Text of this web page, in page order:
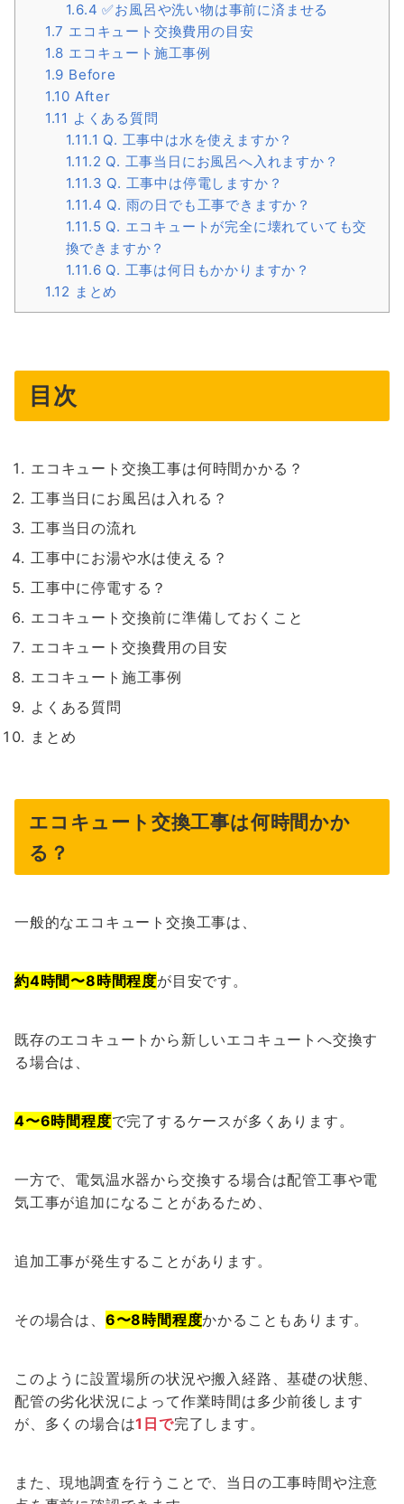
1.6.4 ✅お風呂や洗い物は事前に済ませる
1.7 エコキュート交換費用の目安
1.8 エコキュート施工事例
1.9 Before
1.10 After
1.11 よくある質問
1.11.1 Q. 工事中は水を使えますか？
1.11.2 Q. 工事当日にお風呂へ入れますか？
1.11.3 Q. 工事中は停電しますか？
1.11.4 Q. 雨の日でも工事できますか？
1.11.5 Q. エコキュートが完全に壊れていても交
換できますか？
1.11.6 Q. 工事は何日もかかりますか？
1.12 まとめ
目次
エコキュート交換工事は何時間かかる？
工事当日にお風呂は入れる？
工事当日の流れ
工事中にお湯や水は使える？
工事中に停電する？
エコキュート交換前に準備しておくこと
エコキュート交換費用の目安
エコキュート施工事例
よくある質問
まとめ
エコキュート交換工事は何時間かか
る？
一般的なエコキュート交換工事は、
約4時間〜8時間程度が目安です。
既存のエコキュートから新しいエコキュートへ交換す
る場合は、
4〜6時間程度で完了するケースが多くあります。
一方で、電気温水器から交換する場合は配管工事や電
気工事が追加になることがあるため、
追加工事が発生することがあります。
その場合は、 6〜8時間程度かかることもあります。
このように設置場所の状況や搬入経路、基礎の状態、
配管の劣化状況によって作業時間は多少前後します
が、多くの場合は1日で完了します。
また、現地調査を行うことで、当日の工事時間や注意